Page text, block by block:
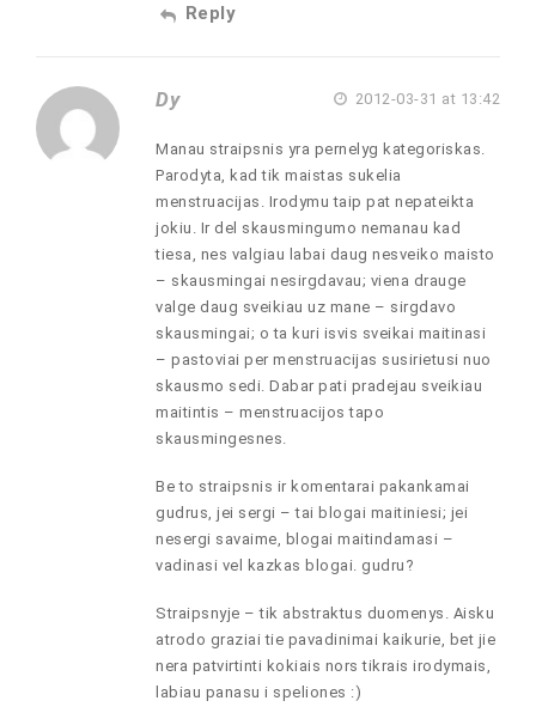
Reply
Dy 2012-03-31 at 13:42
Manau straipsnis yra pernelyg kategoriskas.
Parodyta, kad tik maistas sukelia
menstruacijas. Irodymu taip pat nepateikta
jokiu. Ir del skausmingumo nemanau kad
tiesa, nes valgiau labai daug nesveiko maisto
– skausmingai nesirgdavau; viena drauge
valge daug sveikiau uz mane – sirgdavo
skausmingai; o ta kuri isvis sveikai maitinasi
– pastoviai per menstruacijas susirietusi nuo
skausmo sedi. Dabar pati pradejau sveikiau
maitintis – menstruacijos tapo
skausmingesnes.
Be to straipsnis ir komentarai pakankamai
gudrus, jei sergi – tai blogai maitiniesi; jei
nesergi savaime, blogai maitindamasi –
vadinasi vel kazkas blogai. gudru?
Straipsnyje – tik abstraktus duomenys. Aisku
atrodo graziai tie pavadinimai kaikurie, bet jie
nera patvirtinti kokiais nors tikrais irodymais,
labiau panasu i speliones :)